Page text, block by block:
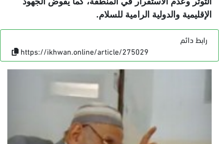
الإقليمية والدولية الرامية للسلام.
رابط دائم
https://ikhwan.online/article/275029